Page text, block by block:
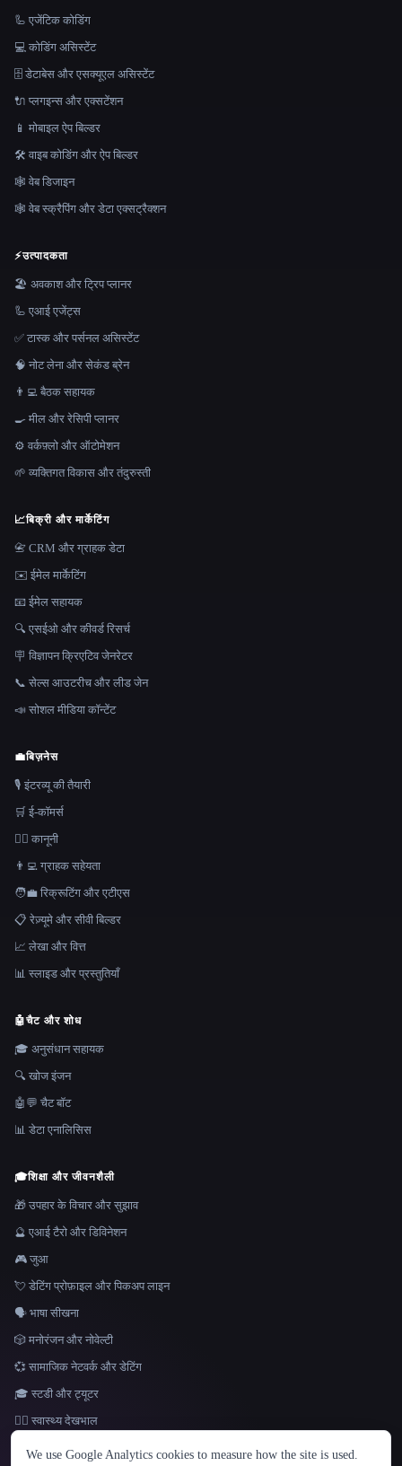
भाषा
English español Français Русский 简体中文
🦾 एजेंटिक कोडिंग
💻 कोडिंग असिस्टेंट
🗄️ डेटाबेस और एसक्यूएल असिस्टेंट
🔌 प्लगइन्स और एक्सटेंशन
📱 मोबाइल ऐप बिल्डर
🛠️ वाइब कोडिंग और ऐप बिल्डर
🕸 वेब डिजाइन
🕸️ वेब स्क्रैपिंग और डेटा एक्सट्रैक्शन
⚡उत्पादकता
🏖 अवकाश और ट्रिप प्लानर
🦾 एआई एजेंट्स
✅ टास्क और पर्सनल असिस्टेंट
🧠 नोट लेना और सेकंड ब्रेन
👨‍💻 बैठक सहायक
🍳 मील और रेसिपी प्लानर
⚙️ वर्कफ़्लो और ऑटोमेशन
🌱 व्यक्तिगत विकास और तंदुरुस्ती
📈बिक्री और मार्केटिंग
📇 CRM और ग्राहक डेटा
✉️ ईमेल मार्केटिंग
📧 ईमेल सहायक
🔍 एसईओ और कीवर्ड रिसर्च
🪧 विज्ञापन क्रिएटिव जेनरेटर
📞 सेल्स आउटरीच और लीड जेन
📣 सोशल मीडिया कॉन्टेंट
💼बिज़नेस
🎙️ इंटरव्यू की तैयारी
🛒 ई-कॉमर्स
👩‍⚖️ कानूनी
👨‍💻 ग्राहक सहेयता
🧑‍💼 रिक्रूटिंग और एटीएस
📋 रेज़्यूमे और सीवी बिल्डर
📈 लेखा और वित्त
📊 स्लाइड और प्रस्तुतियाँ
🤖चैट और शोध
🎓 अनुसंधान सहायक
🔍 खोज इंजन
🤖💬 चैट बॉट
📊 डेटा एनालिसिस
🎓शिक्षा और जीवनशैली
🎁 उपहार के विचार और सुझाव
🔮 एआई टैरो और डिविनेशन
🎮 जुआ
💘 डेटिंग प्रोफ़ाइल और पिकअप लाइन
🗣️ भाषा सीखना
🎲 मनोरंजन और नोवेल्टी
💞 सामाजिक नेटवर्क और डेटिंग
🎓 स्टडी और ट्यूटर
👩‍⚕️ स्वास्थ्य देखभाल
We use Google Analytics cookies to measure how the site is used.